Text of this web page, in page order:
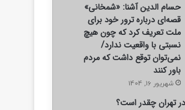
حسام الدین آشنا: «شمخانی»
قصه‌ای درباره ترور خود برای
ملت تعریف کرد که چون هیچ
نسبتی با واقعیت ندارد/
نمی‌توان توقع داشت که مردم
باور کنند
شهریور 16, 1404